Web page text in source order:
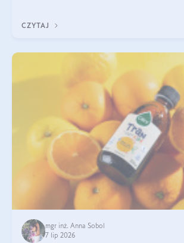
CZYTAJ
mgr inż. Anna Sobol
7 lip 2026